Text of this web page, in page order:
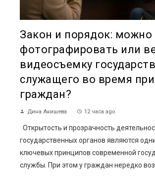
Закон и порядок: можно
фотографировать или
видеосъемку
служащего во время
граждан?
Дина Акишева 12 часа ago
Открытость и прозрачность
государственных органов являются
ключевых принципов современной
службы. При этом у граждан нередко